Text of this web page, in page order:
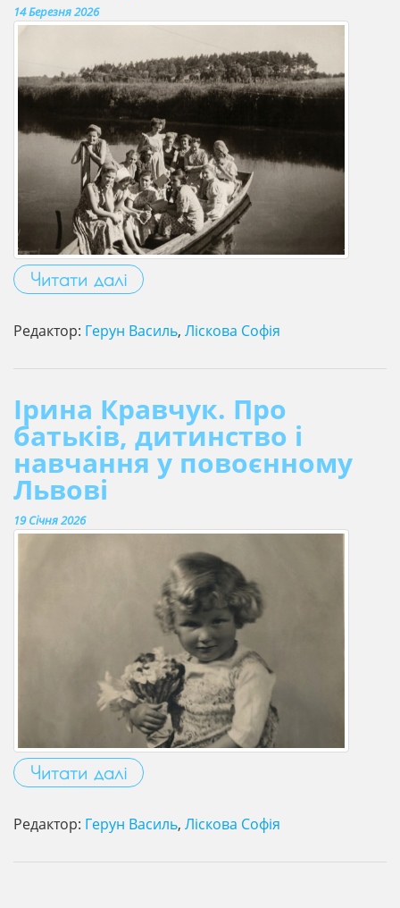
14 Березня 2026
Читати далі
Редактор: Герун Василь, Ліскова Софія
Ірина Кравчук. Про
батьків, дитинство і
навчання у повоєнному
Львові
19 Січня 2026
Читати далі
Редактор: Герун Василь, Ліскова Софія